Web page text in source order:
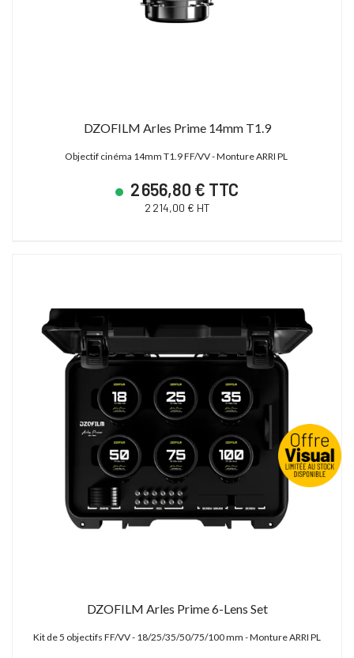
DZOFILM Arles Prime 14mm T1.9
Objectif cinéma 14mm T1.9 FF/VV - Monture ARRI PL
2 656,80 € TTC
2 214,00 € HT
DZOFILM Arles Prime 6-Lens Set
Kit de 5 objectifs FF/VV - 18/25/35/50/75/100 mm - Monture ARRI PL